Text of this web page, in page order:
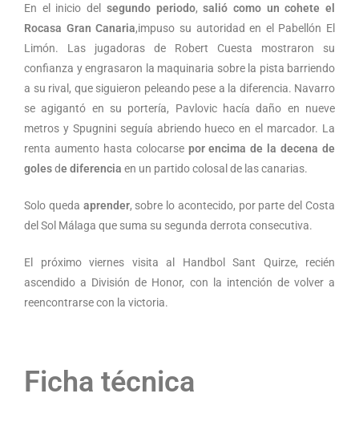
En el inicio del segundo periodo,salió como un cohete el
Rocasa Gran Canaria,impuso su autoridad en el Pabellón El
Limón. Las jugadoras de Robert Cuesta mostraron su
confianza y engrasaron la maquinaria sobre la pista barriendo
a su rival, que siguieron peleando pese a la diferencia. Navarro
se agigantó en su portería, Pavlovic hacía daño en nueve
metros y Spugnini seguía abriendo hueco en el marcador. La
renta aumento hasta colocarse por encima de la decena de
golesde diferencia en un partido colosal de las canarias.
Solo queda aprender, sobre lo acontecido, por parte del Costa
del Sol Málaga que suma su segunda derrota consecutiva.
El próximo viernes visita al Handbol Sant Quirze, recién
ascendido a División de Honor, con la intención de volver a
reencontrarse con la victoria.
Ficha técnica